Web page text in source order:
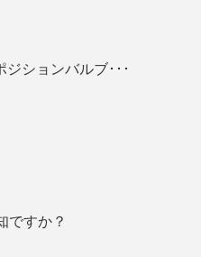
ションバルブ･･･
ですか？